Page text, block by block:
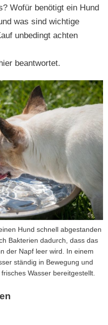
Wofür benötigt ein Hund
was sind wichtige
unbedingt achten
beantwortet.
Hund schnell abgestanden
Bakterien dadurch, dass das
der Napf leer wird. In einem
ständig in Bewegung und
Wasser bereitgestellt.